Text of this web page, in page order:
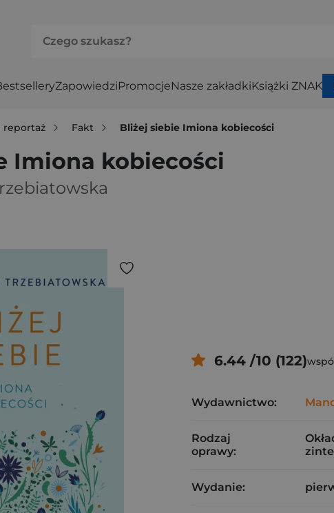
ZapowiedziPromocjeNasze zakładkiKsiążki ZNAK
reportaż Fakt Bliżej siebie Imiona kobiecości
Imiona kobiecości
6.44 /10 (122)
Wydawnictwo:
Rodzaj
oprawy:
Wydanie: